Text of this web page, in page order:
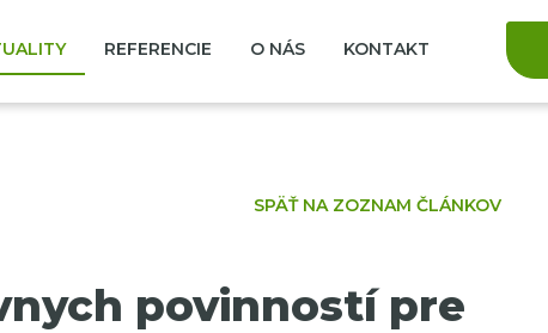
REFERENCIE O NÁS KONTAKT
SPÄŤ NA ZOZNAM ČLÁNKOV
povinností pre